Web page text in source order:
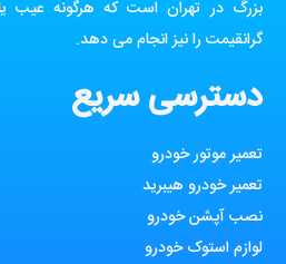
بزرگ در تهران است که هرگونه عیب
گرانقیمت را نیز انجام می دهد.
دسترسی سریع
تعمیر موتور خودرو
تعمیر خودرو هیبرید
نصب آپشن خودرو
لوازم استوک خودرو